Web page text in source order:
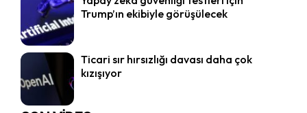
Trump’ın ekibiyle görüşülecek
Ticari sır hırsızlığı davası daha çok
kızışıyor